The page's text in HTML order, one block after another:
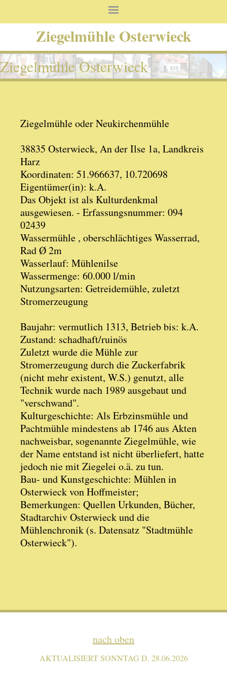
Ziegelmühle Osterwieck
Ziegelmühle Osterwieck
Ziegelmühle oder Neukirchenmühle
38835 Osterwieck, An der Ilse 1a, Landkreis
Harz
Koordinaten: 51.966637, 10.720698
Eigentümer(in): k.A.
Das Objekt ist als Kulturdenkmal
ausgewiesen. - Erfassungsnummer: 094
02439
Wassermühle , oberschlächtiges Wasserrad,
Rad Ø 2m
Wasserlauf: Mühlenilse
Wassermenge: 60.000 l/min
Nutzungsarten: Getreidemühle, zuletzt
Stromerzeugung
Baujahr: vermutlich 1313, Betrieb bis: k.A.
Zustand: schadhaft/ruinös
Zuletzt wurde die Mühle zur
Stromerzeugung durch die Zuckerfabrik
(nicht mehr existent, W.S.) genutzt, alle
Technik wurde nach 1989 ausgebaut und
"verschwand".
Kulturgeschichte: Als Erbzinsmühle und
Pachtmühle mindestens ab 1746 aus Akten
nachweisbar, sogenannte Ziegelmühle, wie
der Name entstand ist nicht überliefert, hatte
jedoch nie mit Ziegelei o.ä. zu tun.
Bau- und Kunstgeschichte: Mühlen in
Osterwieck von Hoffmeister;
Bemerkungen: Quellen Urkunden, Bücher,
Stadtarchiv Osterwieck und die
Mühlenchronik (s. Datensatz "Stadtmühle
Osterwieck").
nach oben
AKTUALISIERT SONNTAG D. 28.06.2026